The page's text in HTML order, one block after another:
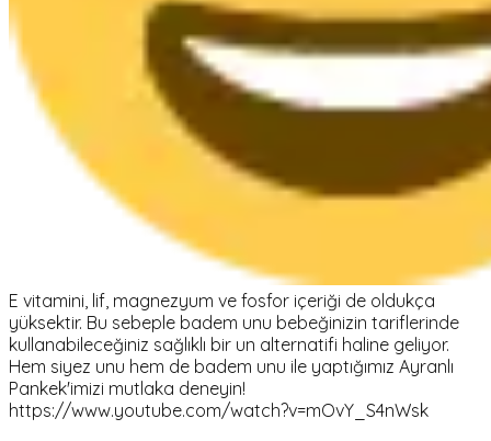
E vitamini, lif, magnezyum ve fosfor içeriği de oldukça
yüksektir. Bu sebeple badem unu bebeğinizin tariflerinde
kullanabileceğiniz sağlıklı bir un alternatifi haline geliyor.
Hem siyez unu hem de badem unu ile yaptığımız Ayranlı
Pankek'imizi mutlaka deneyin!
https://www.youtube.com/watch?v=mOvY_S4nWsk